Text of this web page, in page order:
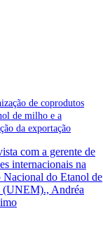
de coprodutos
de milho e a
da exportação
com a gerente de
internacionais na
Nacional do Etanol de
Andréa